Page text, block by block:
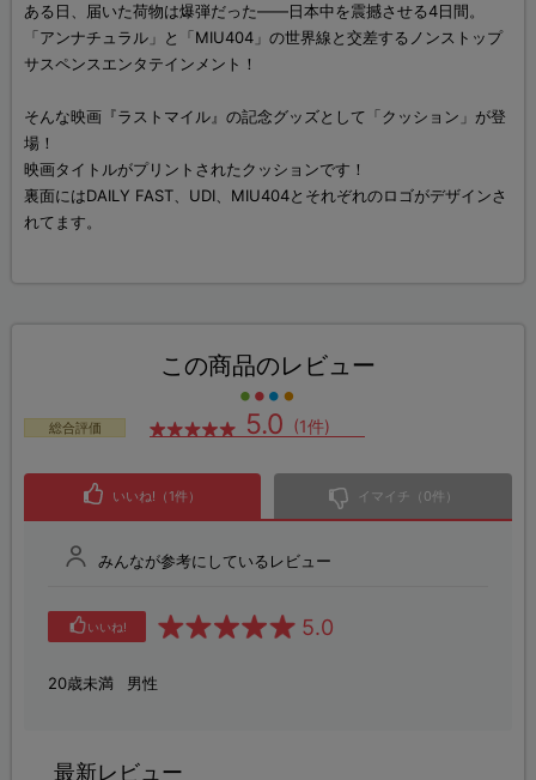
ある日、届いた荷物は爆弾だった――日本中を震撼させる4日間。
「アンナチュラル」と「MIU404」の世界線と交差するノンストップ
サスペンスエンタテインメント！
そんな映画『ラストマイル』の記念グッズとして「クッション」が登
場！
映画タイトルがプリントされたクッションです！
裏面にはDAILY FAST、UDI、MIU404とそれぞれのロゴがデザインさ
れてます。
この商品のレビュー
総合評価 5.0 (1件)
いいね!（1件） イマイチ（0件）
みんなが参考にしているレビュー
いいね! 5.0
20歳未満 男性
最新レビュー